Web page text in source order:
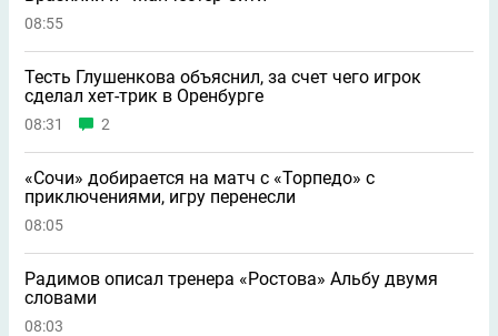
08:55
Тесть Глушенкова объяснил, за счет чего игрок
сделал хет-трик в Оренбурге
08:31 2
«Сочи» добирается на матч с «Торпедо» с
приключениями, игру перенесли
08:05
Радимов описал тренера «Ростова» Альбу двумя
словами
08:03